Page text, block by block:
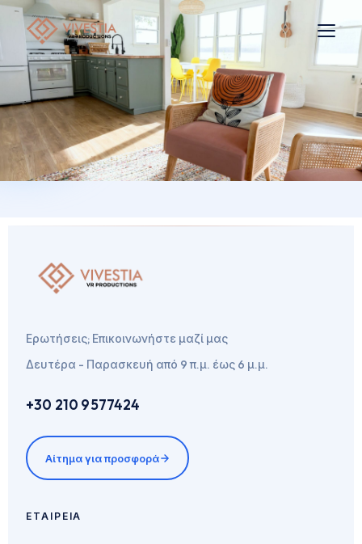
Ερωτήσεις; Επικοινωνήστε μαζί μας
Δευτέρα - Παρασκευή από 9 π.μ. έως 6 μ.μ.
+30 210 9577424
Αίτημα για προσφορά
ΕΤΑΙΡΕΊΑ